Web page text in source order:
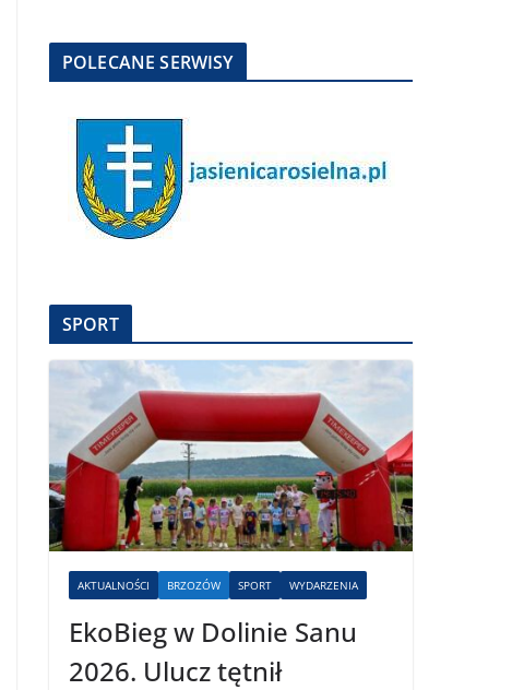
POLECANE SERWISY
SPORT
AKTUALNOŚCI BRZOZÓW SPORT WYDARZENIA
EkoBieg w Dolinie Sanu
2026. Ulucz tętnił